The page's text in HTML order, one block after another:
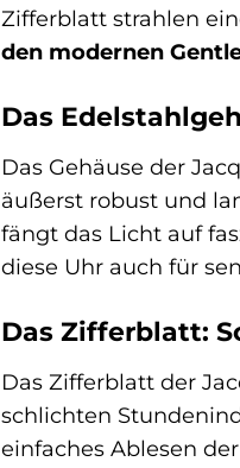
Zifferblatt strahlen
den modernen
Das
Das Gehäuse der
äußerst robust und
fängt das Licht auf
diese Uhr auch für
Das Zifferblatt:
Das Zifferblatt der
schlichten
einfaches Ablesen